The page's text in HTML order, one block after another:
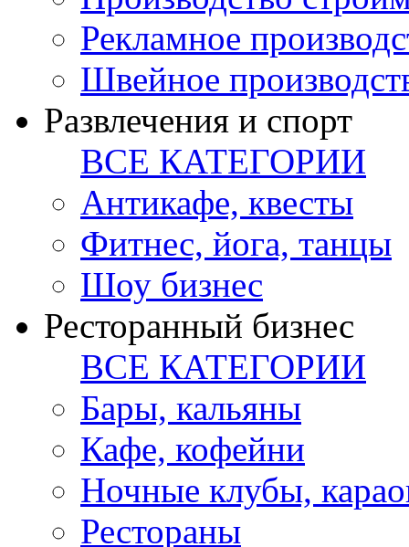
Рекламное
Швейное
Развлечения и спорт
ВСЕ КАТЕГОРИИ
Антикафе, квесты
Фитнес, йога, танцы
Шоу бизнес
Ресторанный бизнес
ВСЕ КАТЕГОРИИ
Бары, кальяны
Кафе, кофейни
Ночные клубы,
Рестораны